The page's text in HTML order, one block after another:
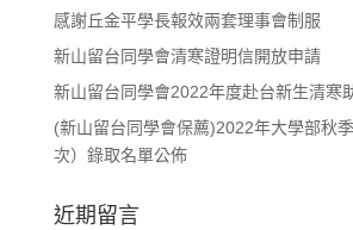
感謝丘金平學長報效兩套理事會制服
新山留台同學會清寒證明信開放申請
新山留台同學會2022年度赴台新生清寒
(新山留台同學會保薦)2022年大學部秋
次）錄取名單公佈
近期留言